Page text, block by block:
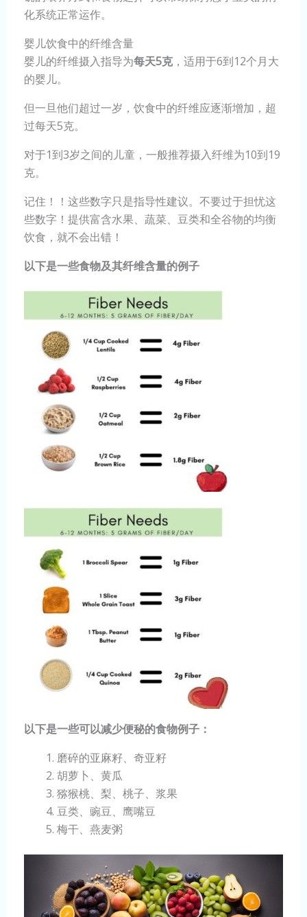
化系统正常运作。
婴儿饮食中的纤维含量
婴儿的纤维摄入指导为每天5克，适用于6到12个月大
的婴儿。
但一旦他们超过一岁，饮食中的纤维应逐渐增加，超
过每天5克。
对于1到3岁之间的儿童，一般推荐摄入纤维为10到19
克。
记住！！这些数字只是指导性建议。不要过于担忧这
些数字！提供富含水果、蔬菜、豆类和全谷物的均衡
饮食，就不会出错！
以下是一些食物及其纤维含量的例子
以下是一些可以减少便秘的食物例子：
磨碎的亚麻籽、奇亚籽
胡萝卜、黄瓜
猕猴桃、梨、桃子、浆果
豆类、豌豆、鹰嘴豆
梅干、燕麦粥